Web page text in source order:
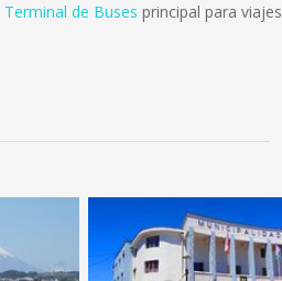
Terminal de Buses principal para